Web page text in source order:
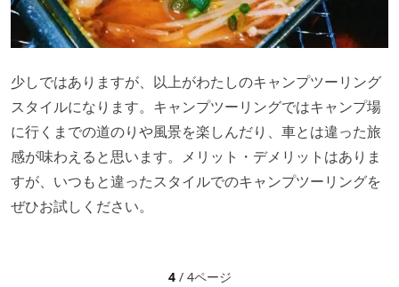
少しではありますが、以上がわたしのキャンプツーリング
スタイルになります。キャンプツーリングではキャンプ場
に行くまでの道のりや風景を楽しんだり、車とは違った旅
感が味わえると思います。メリット・デメリットはありま
すが、いつもと違ったスタイルでのキャンプツーリングを
ぜひお試しください。
4/ 4ページ